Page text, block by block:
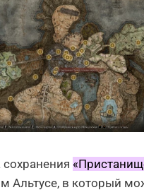
Альтусе, в который